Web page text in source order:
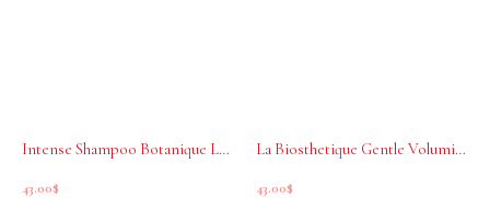
Intense Shampoo Botanique La Biosthetique 250 ml
43.00$
La Biosthetique Gentle Volumising Shampoo Botanique 250ml
43.00$